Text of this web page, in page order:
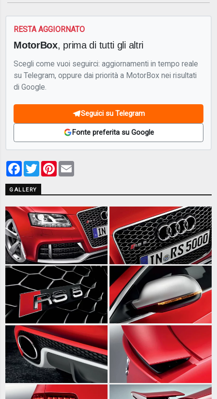
RESTA AGGIORNATO
MotorBox, prima di tutti gli altri
Scegli come vuoi seguirci: aggiornamenti in tempo reale
su Telegram, oppure dai priorità a MotorBox nei risultati
di Google.
Seguici su Telegram
Fonte preferita su Google
Facebook
TwitterPinterest
GALLERY